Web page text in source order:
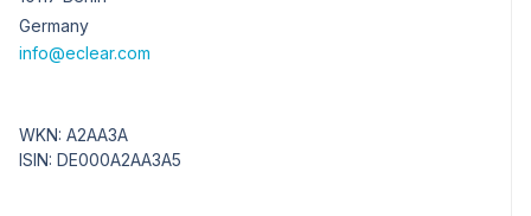
Germany
info@eclear.com
WKN: A2AA3A
ISIN: DE000A2AA3A5